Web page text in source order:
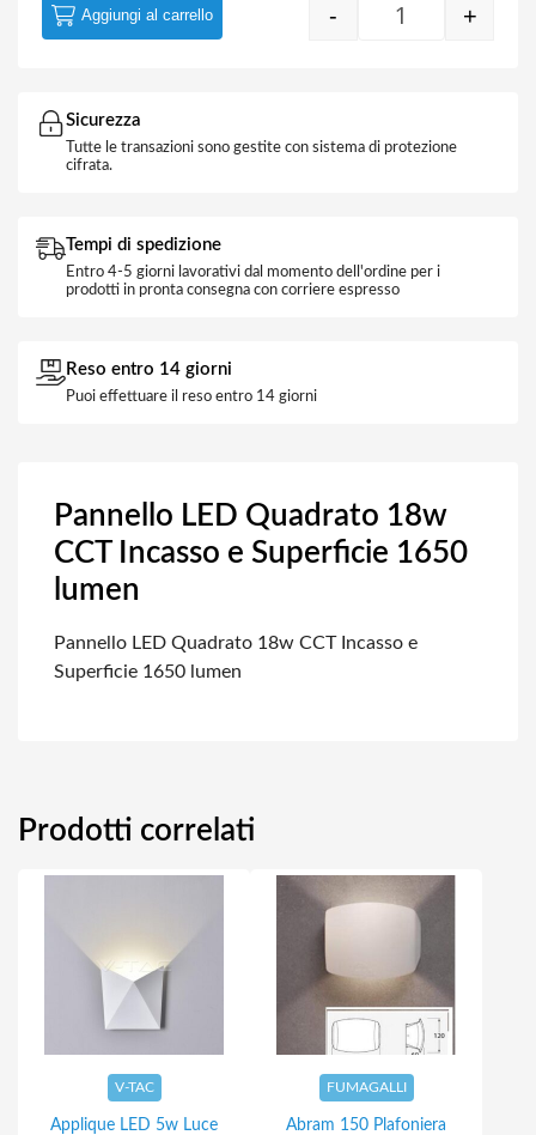
Pannello LED
- +
Aggiungi al carrello
Sicurezza
Tutte le transazioni sono gestite con sistema di protezione
cifrata.
Tempi di spedizione
Entro 4-5 giorni lavorativi dal momento dell'ordine per i
prodotti in pronta consegna con corriere espresso
Reso entro 14 giorni
Puoi effettuare il reso entro 14 giorni
Pannello LED Quadrato 18w
CCT Incasso e Superficie 1650
lumen
Pannello LED Quadrato 18w CCT Incasso e
Superficie 1650 lumen
Prodotti correlati
V-TAC
Applique LED 5w Luce
FUMAGALLI
Abram 150 Plafoniera